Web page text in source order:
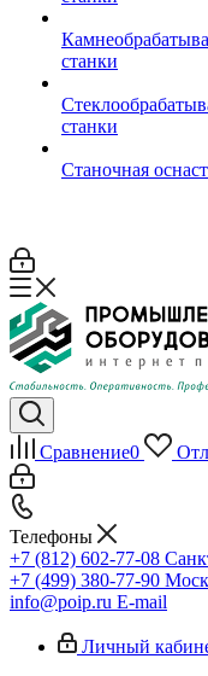
станки
станки
Станочная
Сравнение0
Телефоны
+7 (812) 602-77-08
+7 (499) 380-77-90
info@poip.ru E-mail
Личный